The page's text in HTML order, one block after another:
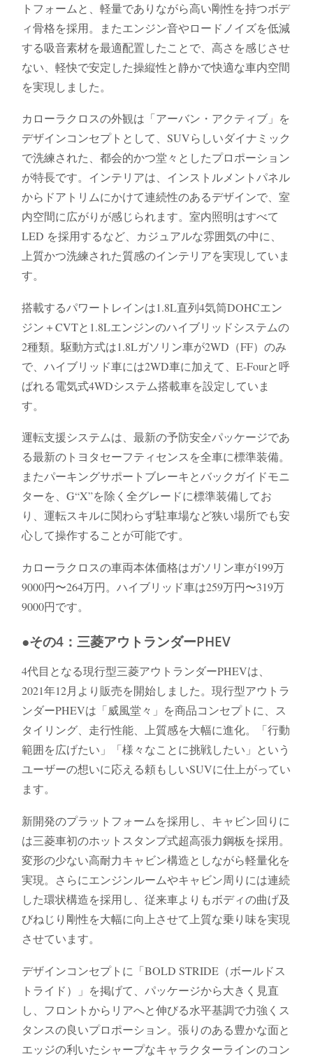
トフォームと、軽量でありながら高い剛性を持つボデ
ィ骨格を採用。またエンジン音やロードノイズを低減
する吸音素材を最適配置したことで、高さを感じさせ
ない、軽快で安定した操縦性と静かで快適な車内空間
を実現しました。
カローラクロスの外観は「アーバン・アクティブ」を
デザインコンセプトとして、SUVらしいダイナミック
で洗練された、都会的かつ堂々としたプロポーション
が特長です。インテリアは、インストルメントパネル
からドアトリムにかけて連続性のあるデザインで、室
内空間に広がりが感じられます。室内照明はすべて
LED を採用するなど、カジュアルな雰囲気の中に、
上質かつ洗練された質感のインテリアを実現していま
す。
搭載するパワートレインは1.8L直列4気筒DOHCエン
ジン＋CVTと1.8Lエンジンのハイブリッドシステムの
2種類。駆動方式は1.8Lガソリン車が2WD（FF）のみ
で、ハイブリッド車には2WD車に加えて、E-Fourと呼
ばれる電気式4WDシステム搭載車を設定していま
す。
運転支援システムは、最新の予防安全パッケージであ
る最新のトヨタセーフティセンスを全車に標準装備。
またパーキングサポートブレーキとバックガイドモニ
ターを、G“X”を除く全グレードに標準装備してお
り、運転スキルに関わらず駐車場など狭い場所でも安
心して操作することが可能です。
カローラクロスの車両本体価格はガソリン車が199万
9000円〜264万円。ハイブリッド車は259万円〜319万
9000円です。
●その4：三菱アウトランダーPHEV
4代目となる現行型三菱アウトランダーPHEVは、
2021年12月より販売を開始しました。現行型アウトラ
ンダーPHEVは「威風堂々」を商品コンセプトに、ス
タイリング、走行性能、上質感を大幅に進化。「行動
範囲を広げたい」「様々なことに挑戦したい」という
ユーザーの想いに応える頼もしいSUVに仕上がってい
ます。
新開発のプラットフォームを採用し、キャビン回りに
は三菱車初のホットスタンプ式超高張力鋼板を採用。
変形の少ない高耐力キャビン構造としながら軽量化を
実現。さらにエンジンルームやキャビン周りには連続
した環状構造を採用し、従来車よりもボディの曲げ及
びねじり剛性を大幅に向上させて上質な乗り味を実現
させています。
デザインコンセプトに「BOLD STRIDE（ボールドス
トライド）」を掲げて、パッケージから大きく見直
し、フロントからリアへと伸びる水平基調で力強くス
タンスの良いプロポーション。張りのある豊かな面と
エッジの利いたシャープなキャラクターラインのコン